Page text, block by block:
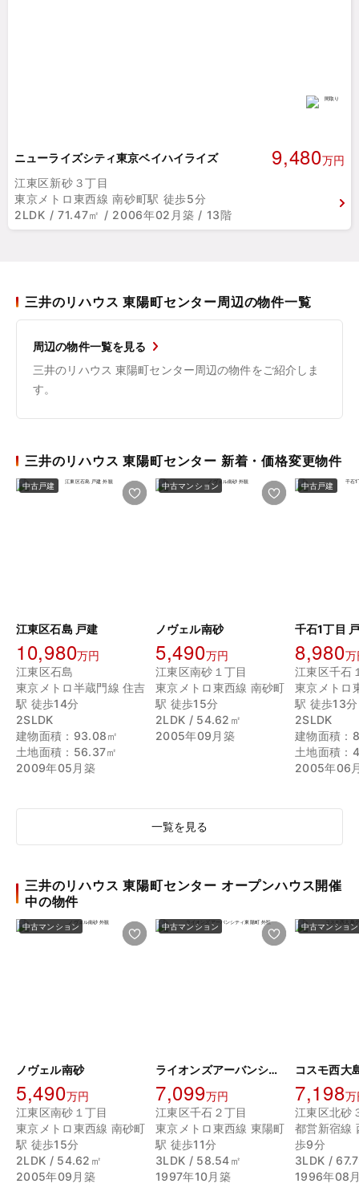
ニューライズシティ東京ベイハイライズ 9,480万円
江東区新砂３丁目
東京メトロ東西線 南砂町駅 徒歩5分
2LDK / 71.47㎡ / 2006年02月築 / 13階
三井のリハウス 東陽町センター周辺の物件一覧
周辺の物件一覧を見る
三井のリハウス 東陽町センター周辺の物件をご紹介しま
す。
三井のリハウス 東陽町センター 新着・価格変更物件
中古戸建
江東区石島 戸建
10,980万円
江東区石島
東京メトロ半蔵門線 住吉
駅 徒歩14分
2SLDK
建物面積：93.08㎡
土地面積：56.37㎡
2009年05月築
中古マンション
ノヴェル南砂
5,490万円
江東区南砂１丁目
東京メトロ東西線 南砂町
駅 徒歩15分
2LDK / 54.62㎡
2005年09月築
中古戸建
千石1丁目
8,980万
江東区千石
東京メトロ
駅 徒歩13分
2SLDK
建物面積：
土地面積：
2005年06
一覧を見る
三井のリハウス 東陽町センター オープンハウス開催
中の物件
中古マンション
ノヴェル南砂
5,490万円
江東区南砂１丁目
東京メトロ東西線 南砂町
駅 徒歩15分
2LDK / 54.62㎡
2005年09月築
中古マンション
ライオンズアーバンシティ東陽町
7,099万円
江東区千石２丁目
東京メトロ東西線 東陽町
駅 徒歩11分
3LDK / 58.54㎡
1997年10月築
中古マンション
7,198万
江東区北砂
都営新宿線
歩9分
3LDK /
1996年08